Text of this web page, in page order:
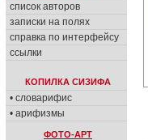
список авторов
записки на полях
справка по интерфейсу
ссылки
КОПИЛКА СИЗИФА
• словарифис
• арифизмы
ФОТО-АРТ